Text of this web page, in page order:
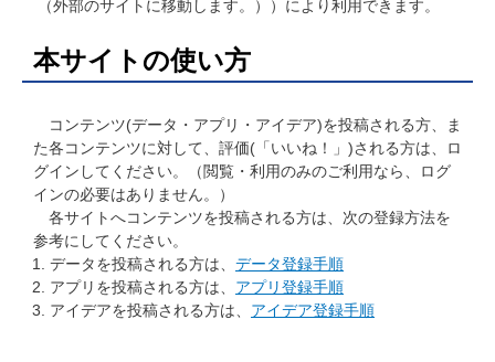
（外部のサイトに移動します。））により利用できます。
本サイトの使い方
コンテンツ(データ・アプリ・アイデア)を投稿される方、ま
た各コンテンツに対して、評価(「いいね！」)される方は、ロ
グインしてください。（閲覧・利用のみのご利用なら、ログ
インの必要はありません。）
各サイトへコンテンツを投稿される方は、次の登録方法を
参考にしてください。
データを投稿される方は、 データ登録手順
アプリを投稿される方は、 アプリ登録手順
アイデアを投稿される方は、 アイデア登録手順